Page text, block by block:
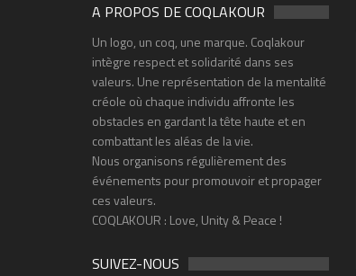
A PROPOS DE COQLAKOUR
Un logo, un coq, une marque. Coqlakour
intègre respect et solidarité dans ses
valeurs. Une représentation de la mentalité
créole où chaque individu affronte les
obstacles en gardant la tête haute et en
combattant les aléas de la vie.
Nous organisons régulièrement des
événements pour promouvoir et propager
ces valeurs.
COQLAKOUR : Love, Unity & Peace !
SUIVEZ-NOUS